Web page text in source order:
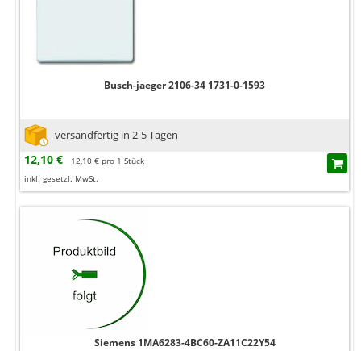
Busch-jaeger 2106-34 1731-0-1593
versandfertig in 2-5 Tagen
12,10 €
12,10 € pro 1 Stück
inkl. gesetzl. MwSt.
Siemens 1MA6283-4BC60-ZA11C22Y54